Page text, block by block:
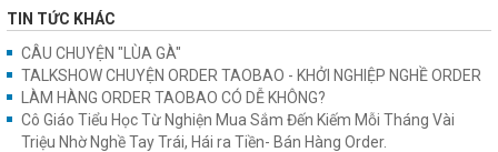
TIN TỨC KHÁC
CÂU CHUYỆN "LÙA GÀ"
TALKSHOW CHUYỆN ORDER TAOBAO - KHỞI NGHIỆP NGHỀ ORDER
LÀM HÀNG ORDER TAOBAO CÓ DỄ KHÔNG?
Cô Giáo Tiểu Học Từ Nghiện Mua Sắm Đến Kiếm Mỗi Tháng Vài
Triệu Nhờ Nghề Tay Trái, Hái ra Tiền- Bán Hàng Order.